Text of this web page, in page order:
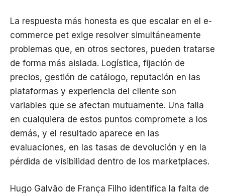
La respuesta más honesta es que escalar en el e-
commerce pet exige resolver simultáneamente
problemas que, en otros sectores, pueden tratarse
de forma más aislada. Logística, fijación de
precios, gestión de catálogo, reputación en las
plataformas y experiencia del cliente son
variables que se afectan mutuamente. Una falla
en cualquiera de estos puntos compromete a los
demás, y el resultado aparece en las
evaluaciones, en las tasas de devolución y en la
pérdida de visibilidad dentro de los marketplaces.
Hugo Galvão de França Filho identifica la falta de